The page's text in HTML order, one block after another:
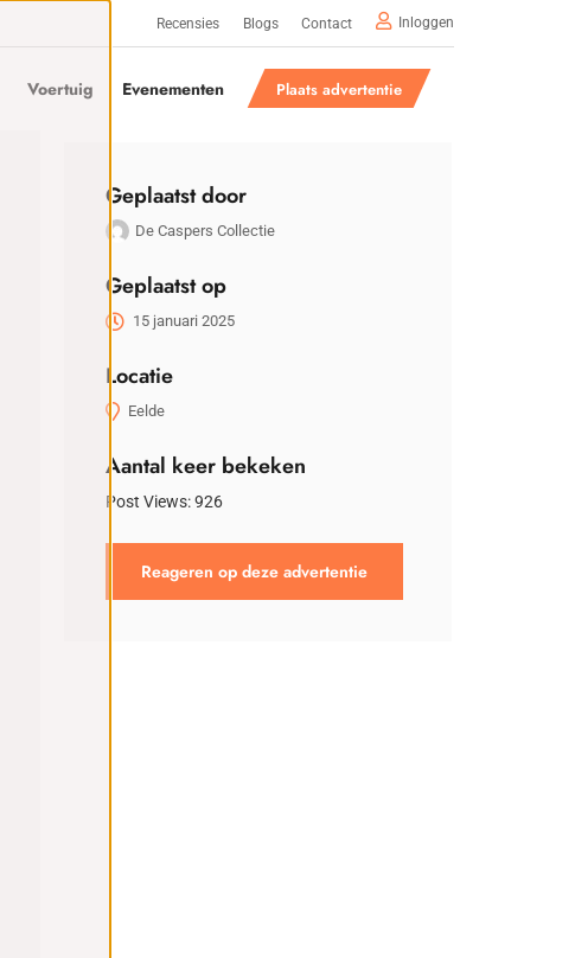
Recensies Blogs Contact Inloggen
Voertuig Evenementen Plaats advertentie
Geplaatst door
De Caspers Collectie
Geplaatst op
15 januari 2025
Locatie
Eelde
Aantal keer bekeken
Post Views:926
Reageren op deze advertentie